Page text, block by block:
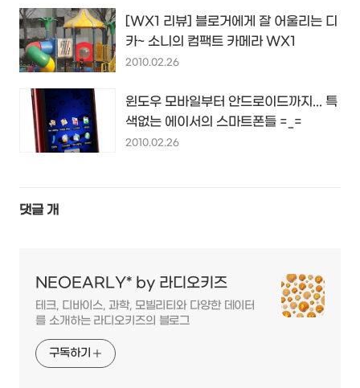
[WX1 리뷰] 블로거에게 잘 어울리는 디
카~ 소니의 컴팩트 카메라 WX1
2010.02.26
윈도우 모바일부터 안드로이드까지... 특
색없는 에이서의 스마트폰들 =_=
2010.02.26
댓글 개
NEOEARLY* by 라디오키즈
테크, 디바이스, 과학, 모빌리티와 다양한 데이터
를 소개하는 라디오키즈의 블로그
구독하기